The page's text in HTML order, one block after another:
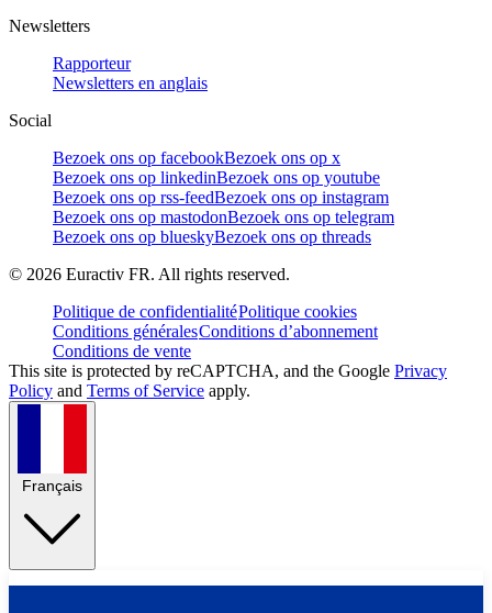
Newsletters
Rapporteur
Newsletters en anglais
Social
Bezoek ons op facebookBezoek ons op x
Bezoek ons op linkedinBezoek ons op youtube
Bezoek ons op rss-feedBezoek ons op instagram
Bezoek ons op mastodonBezoek ons op telegram
Bezoek ons op blueskyBezoek ons op threads
© 2026 Euractiv FR. All rights reserved.
Politique de confidentialitéPolitique cookies
Conditions généralesConditions d’abonnement
Conditions de vente
This site is protected by reCAPTCHA, and the Google Privacy
Policy and Terms of Service apply.
Français